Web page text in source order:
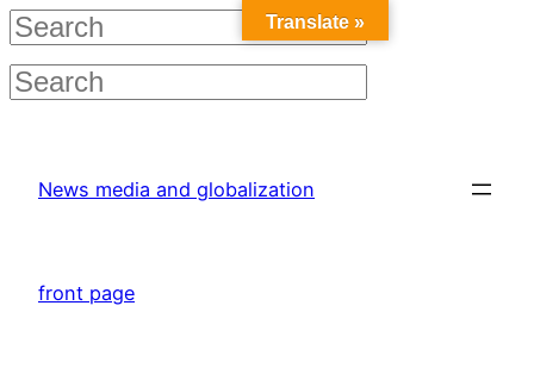
content
News media and globalization
front page
Translate »